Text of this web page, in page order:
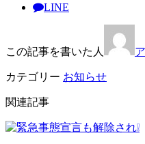
LINE
この記事を書いた人
カテゴリー お知らせ
関連記事